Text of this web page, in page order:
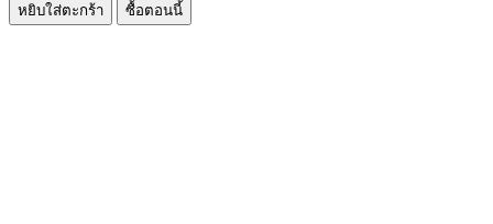
ของ
หยิบใส่ตะกร้า ซื้อตอนนี้